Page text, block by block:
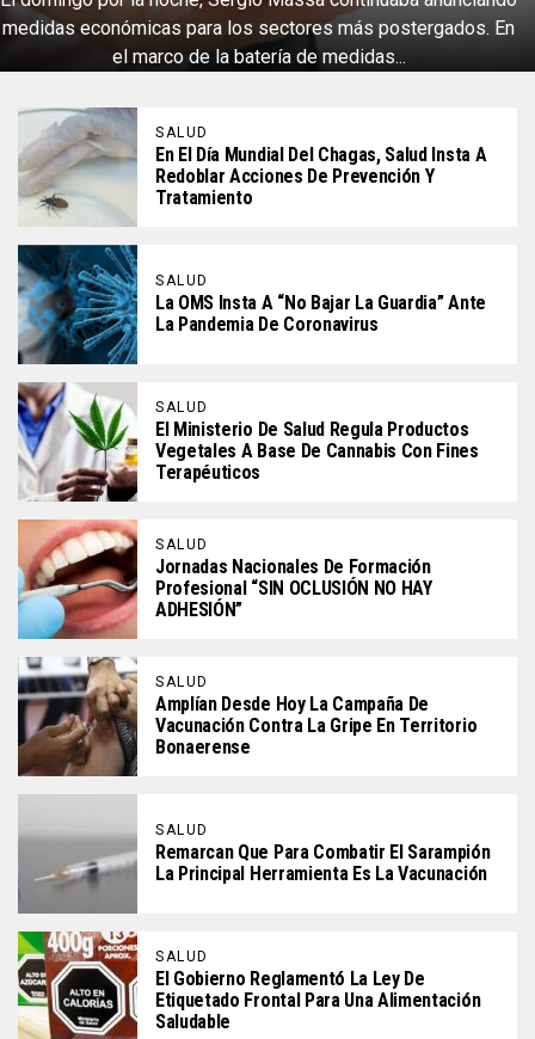
medidas económicas para los sectores más postergados. En
el marco de la batería de medidas...
SALUD
En El Día Mundial Del Chagas, Salud Insta A
Redoblar Acciones De Prevención Y
Tratamiento
SALUD
La OMS Insta A “no Bajar La Guardia” Ante
La Pandemia De Coronavirus
SALUD
El Ministerio De Salud Regula Productos
Vegetales A Base De Cannabis Con Fines
Terapéuticos
SALUD
Jornadas Nacionales De Formación
Profesional “SIN OCLUSIÓN NO HAY
ADHESIÓN”
SALUD
Amplían Desde Hoy La Campaña De
Vacunación Contra La Gripe En Territorio
Bonaerense
SALUD
Remarcan Que Para Combatir El Sarampión
La Principal Herramienta Es La Vacunación
SALUD
El Gobierno Reglamentó La Ley De
Etiquetado Frontal Para Una Alimentación
Saludable